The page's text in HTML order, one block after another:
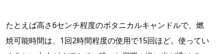
たとえば高さ6センチ程度のボタニカルキャンドルで、燃
焼可能時間は、1回2時間程度の使用で15回ほど。使ってい